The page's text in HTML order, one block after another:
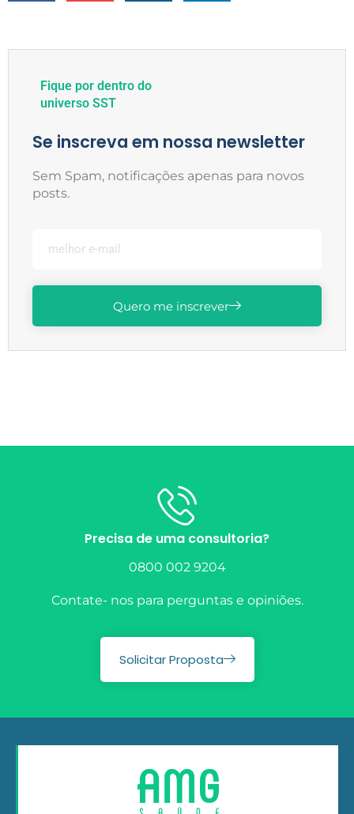
Fique por dentro do
universo SST
Se inscreva em nossa newsletter
Sem Spam, notificações apenas para novos
posts.
Quero me inscrever
Precisa de uma consultoria?
0800 002 9204
Contate- nos para perguntas e opiniões.
Solicitar Proposta